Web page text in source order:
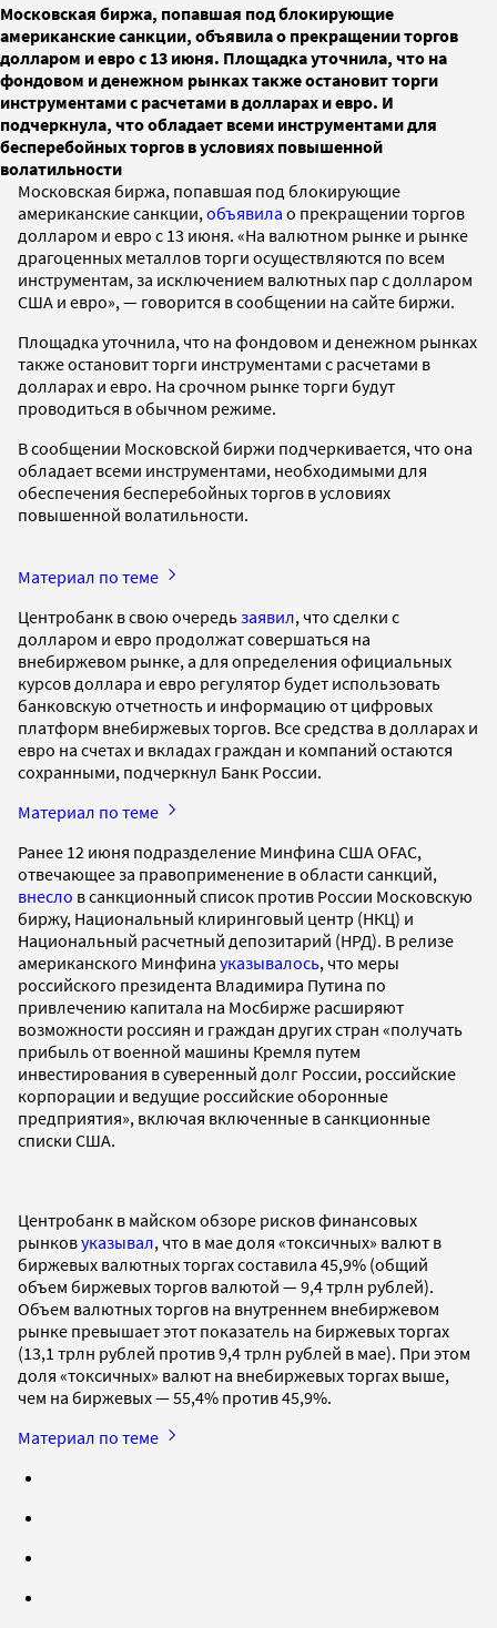
Московская биржа, попавшая под блокирующие
американские санкции, объявила о прекращении торгов
долларом и евро с 13 июня. Площадка уточнила, что на
фондовом и денежном рынках также остановит торги
инструментами с расчетами в долларах и евро. И
подчеркнула, что обладает всеми инструментами для
бесперебойных торгов в условиях повышенной
волатильности
Московская биржа, попавшая под блокирующие
американские санкции, объявила о прекращении торгов
долларом и евро с 13 июня. «На валютном рынке и рынке
драгоценных металлов торги осуществляются по всем
инструментам, за исключением валютных пар с долларом
США и евро», — говорится в сообщении на сайте биржи.
Площадка уточнила, что на фондовом и денежном рынках
также остановит торги инструментами с расчетами в
долларах и евро. На срочном рынке торги будут
проводиться в обычном режиме.
В сообщении Московской биржи подчеркивается, что она
обладает всеми инструментами, необходимыми для
обеспечения бесперебойных торгов в условиях
повышенной волатильности.
Материал по теме
Центробанк в свою очередьзаявил, что сделки с
долларом и евро продолжат совершаться на
внебиржевом рынке, а для определения официальных
курсов доллара и евро регулятор будет использовать
банковскую отчетность и информацию от цифровых
платформ внебиржевых торгов. Все средства в долларах и
евро на счетах и вкладах граждан и компаний остаются
сохранными, подчеркнул Банк России.
Материал по теме
Ранее 12 июня подразделение Минфина США OFAC,
отвечающее за правоприменение в области санкций,
внесло в санкционный список против России Московскую
биржу, Национальный клиринговый центр (НКЦ) и
Национальный расчетный депозитарий (НРД). В релизе
американского Минфина указывалось, что меры
российского президента Владимира Путина по
привлечению капитала на Мосбирже расширяют
возможности россиян и граждан других стран «получать
прибыль от военной машины Кремля путем
инвестирования в суверенный долг России, российские
корпорации и ведущие российские оборонные
предприятия», включая включенные в санкционные
списки США.
Центробанк в майском обзоре рисков финансовых
рынковуказывал, что в мае доля «токсичных» валют в
биржевых валютных торгах составила 45,9% (общий
объем биржевых торгов валютой — 9,4 трлн рублей).
Объем валютных торгов на внутреннем внебиржевом
рынке превышает этот показатель на биржевых торгах
(13,1 трлн рублей против 9,4 трлн рублей в мае). При этом
доля «токсичных» валют на внебиржевых торгах выше,
чем на биржевых — 55,4% против 45,9%.
Материал по теме